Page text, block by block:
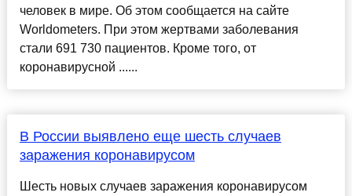
человек в мире. Об этом сообщается на сайте
Worldometers. При этом жертвами заболевания
стали 691 730 пациентов. Кроме того, от
коронавирусной ......
В России выявлено еще шесть случаев
заражения коронавирусом
Шесть новых случаев заражения коронавирусом